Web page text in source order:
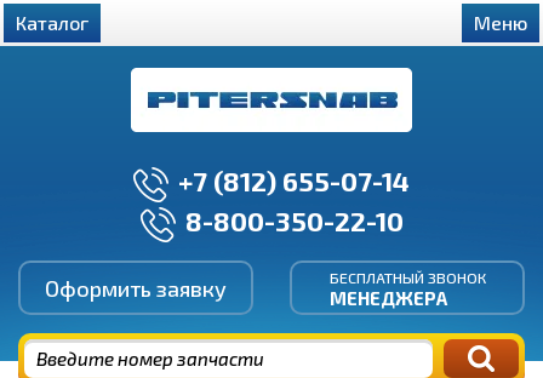
+7 (812) 655-07-14
8-800-350-22-10
Оформить заявку БЕСПЛАТНЫЙ ЗВОНОК
МЕНЕДЖЕРА
Каталог Меню